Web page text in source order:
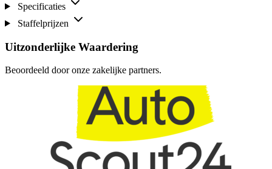
Specificaties
Staffelprijzen
Uitzonderlijke Waardering
Beoordeeld door onze zakelijke partners.